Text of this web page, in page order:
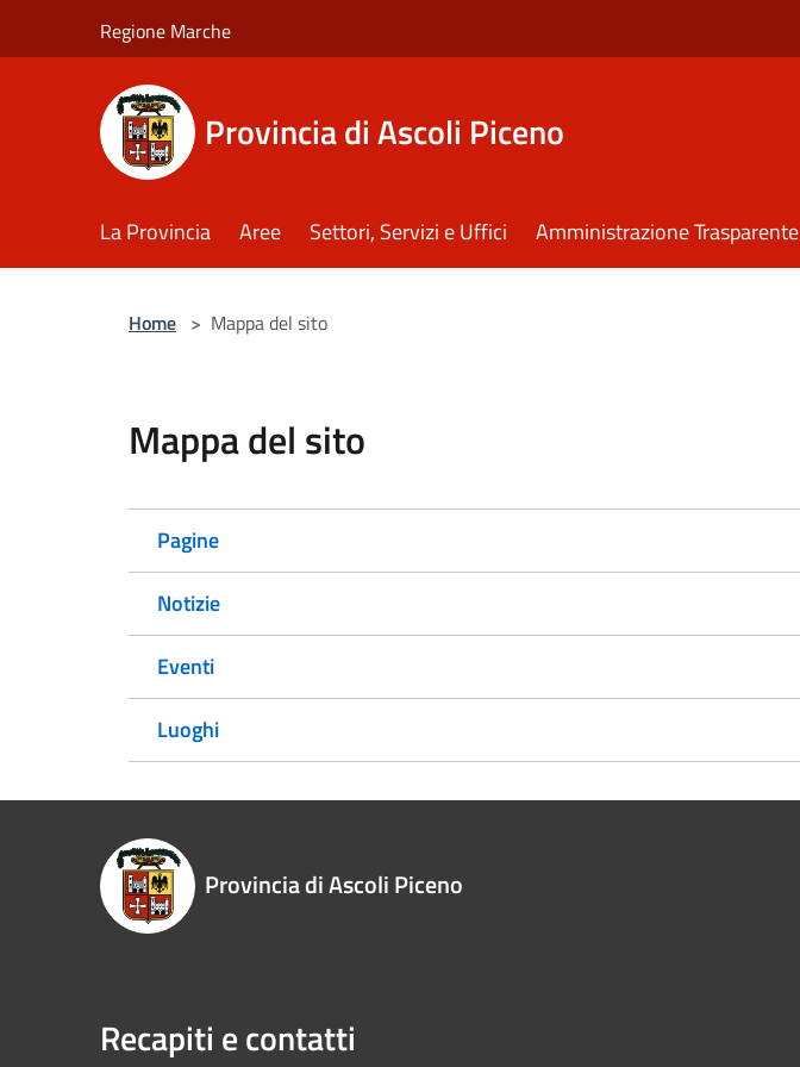
Regione Marche
Provincia di Ascoli Piceno
La Provincia Aree Settori, Servizi e Uffici Amministrazione Trasparente
Home > Mappa del sito
Mappa del sito
Pagine
Notizie
Eventi
Luoghi
Provincia di Ascoli Piceno
Recapiti e contatti